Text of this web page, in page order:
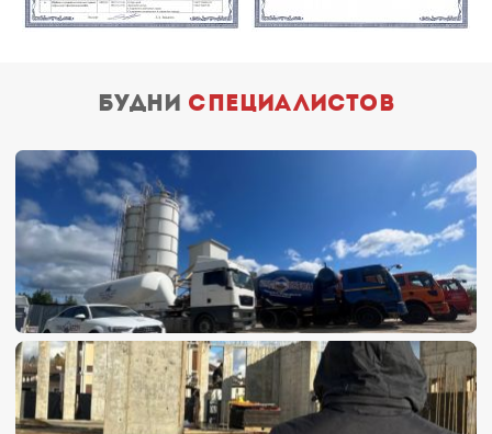
будни специалистов